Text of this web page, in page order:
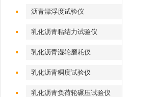
（气动标准）
沥青漂浮度试验仪
乳化沥青粘结力试验仪
乳化沥青湿轮磨耗仪
乳化沥青稠度试验仪
乳化沥青负荷轮碾压试验仪